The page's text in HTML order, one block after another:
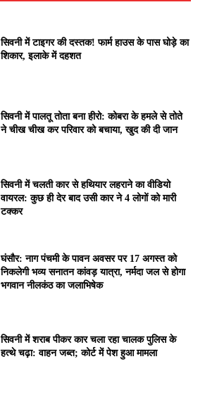
सिवनी में टाइगर की दस्तक! फार्म हाउस के पास घोड़े का
शिकार, इलाके में दहशत
सिवनी में पालतू तोता बना हीरो: कोबरा के हमले से तोते
ने चीख चीख कर परिवार को बचाया, खुद की दी जान
सिवनी में चलती कार से हथियार लहराने का वीडियो
वायरल: कुछ ही देर बाद उसी कार ने 4 लोगों को मारी
टक्कर
घंसौर: नाग पंचमी के पावन अवसर पर 17 अगस्त को
निकलेगी भव्य सनातन कांवड़ यात्रा, नर्मदा जल से होगा
भगवान नीलकंठ का जलाभिषेक
सिवनी में शराब पीकर कार चला रहा चालक पुलिस के
हत्थे चढ़ा: वाहन जब्त; कोर्ट में पेश हुआ मामला